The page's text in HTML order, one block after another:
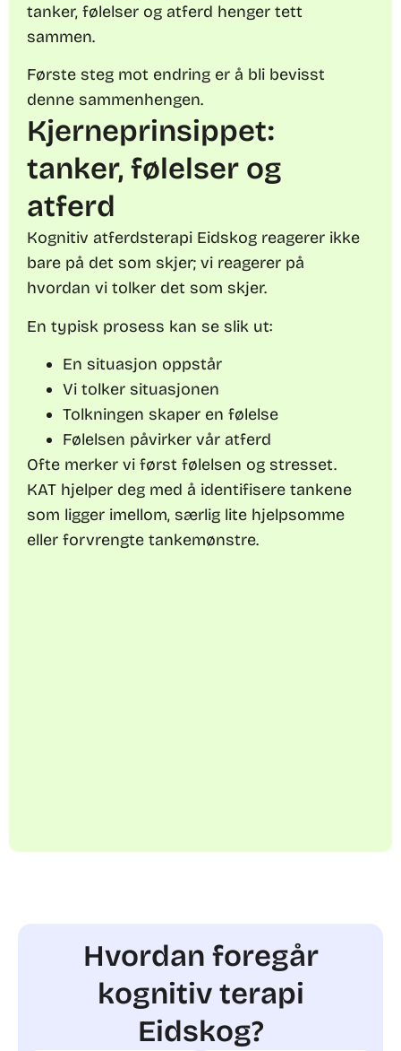
tanker, følelser og atferd henger tett
sammen.
Første steg mot endring er å bli bevisst
denne sammenhengen.
Kjerneprinsippet:
tanker, følelser og
atferd
Kognitiv atferdsterapi Eidskog reagerer ikke
bare på det som skjer; vi reagerer på
hvordan vi tolker det som skjer.
En typisk prosess kan se slik ut:
En situasjon oppstår
Vi tolker situasjonen
Tolkningen skaper en følelse
Følelsen påvirker vår atferd
Ofte merker vi først følelsen og stresset.
KAT hjelper deg med å identifisere tankene
som ligger imellom, særlig lite hjelpsomme
eller forvrengte tankemønstre.
Hvordan foregår
kognitiv terapi
Eidskog?